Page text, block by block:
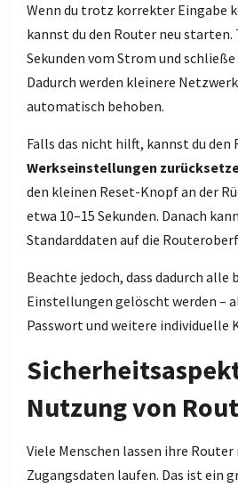
Wenn du trotz korrekter Eingabe
kannst du den Router neu starten.
Sekunden vom Strom und
Dadurch werden kleinere
automatisch behoben.
Falls das nicht hilft, kannst du den
Werkseinstellungen
den kleinen Reset-Knopf an der
etwa 10–15 Sekunden. Danach
Standarddaten auf die
Beachte jedoch, dass dadurch alle
Einstellungen gelöscht werden –
Passwort und weitere individuelle
Nutzung von
Viele Menschen lassen ihre
Zugangsdaten laufen. Das ist ein